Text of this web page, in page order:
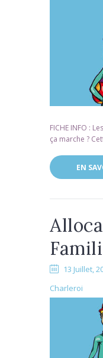
FICHE INFO :
ça marche ?
EN
13 Juillet,
Charleroi